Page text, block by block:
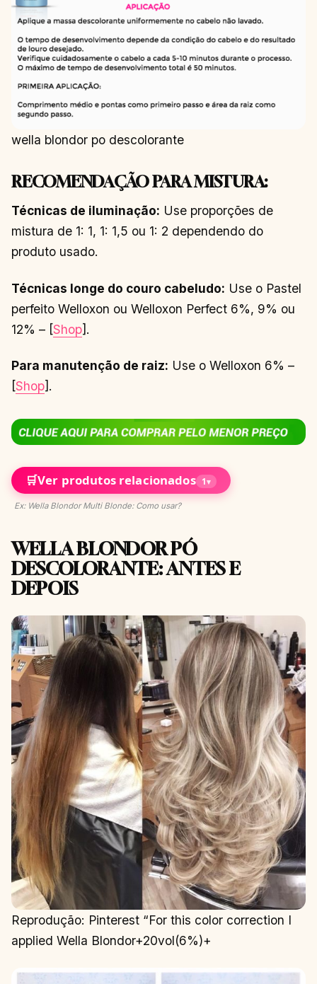
wella blondor po descolorante
RECOMENDAÇÃO PARA MISTURA:
Técnicas de iluminação: Use proporções de
mistura de 1: 1, 1: 1,5 ou 1: 2 dependendo do
produto usado.
Técnicas longe do couro cabeludo: Use o Pastel
perfeito Welloxon ou Welloxon Perfect 6%, 9% ou
12% – [Shop].
Para manutenção de raiz: Use o Welloxon 6% –
[Shop].
🛒Ver produtos relacionados 1▾
Ex: Wella Blondor Multi Blonde: Como usar?
WELLA BLONDOR PÓ
DESCOLORANTE: ANTES E
DEPOIS
Reprodução: Pinterest “For this color correction I
applied Wella Blondor+20vol(6%)+